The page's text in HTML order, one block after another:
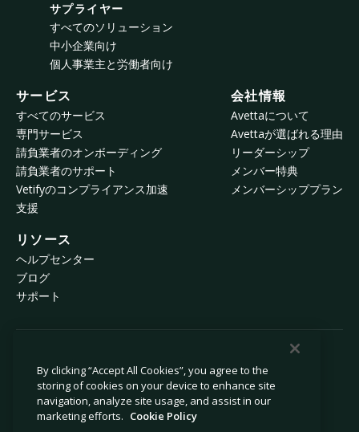
サプライヤー
すべてのソリューション
中小企業向け
個人事業主と労働者向け
サービス
すべてのサービス
専門サービス
請負業者のオンボーディング
請負業者のサポート
Vetifyのコンプライアンス加速
支援
会社情報
Avettaについて
Avettaが選ばれる理由
リーダーシップ
メンバー特典
メンバーシッププラン
リソース
ヘルプセンター
ブログ
サポート
© 2026 Avetta, LLC All rights reserved.
プライバシーポリシー
Cookieポリシー
By clicking “Accept All Cookies”, you agree to the
storing of cookies on your device to enhance site
navigation, analyze site usage, and assist in our
marketing efforts. Cookie Policy